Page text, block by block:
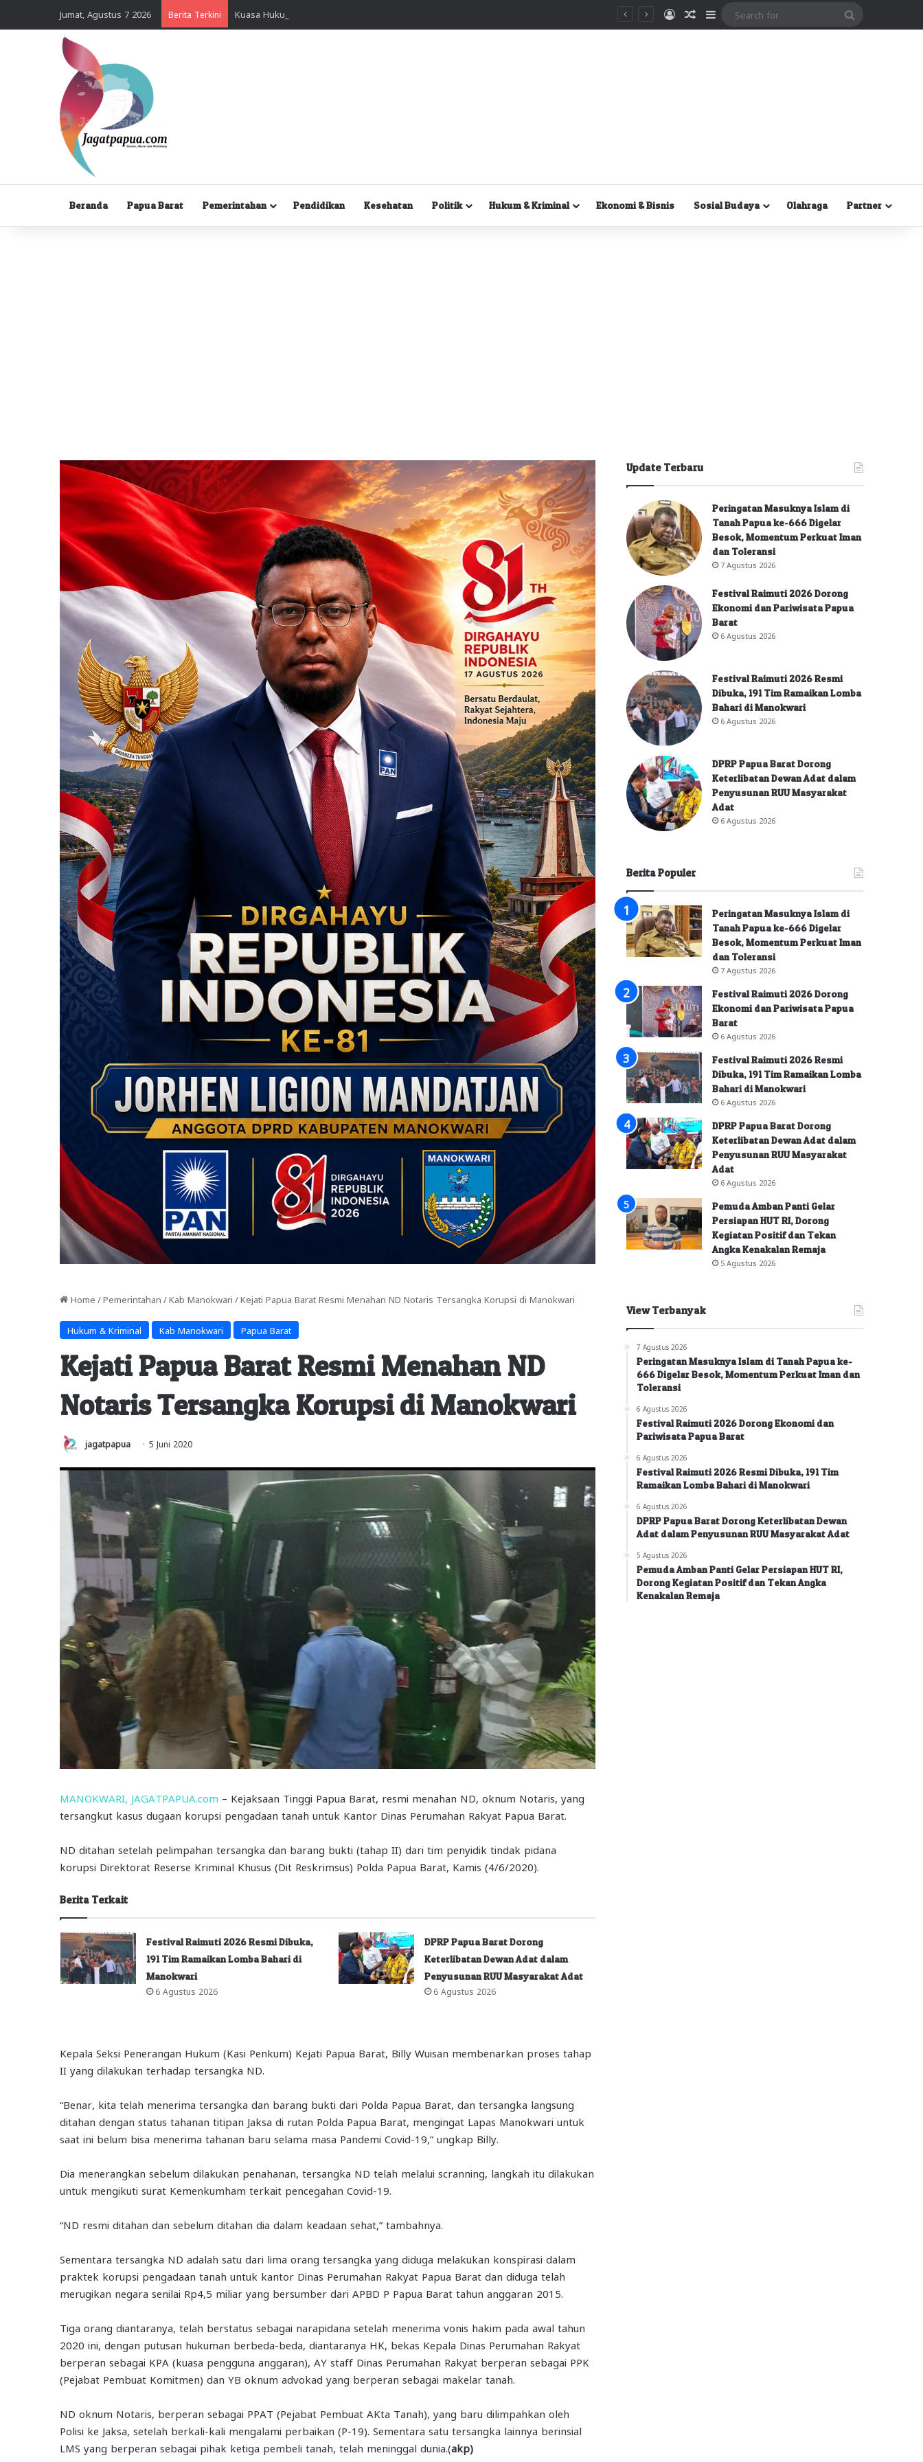
Jumat, Agustus 7 2026 Berita Terkini MasukRandom Article
Sidebar
Beranda Papua Barat Pemerintahan Pendidikan Kesehatan Politik Hukum & Kriminal Ekonomi & Bisnis Sosial Budaya Olahraga Partner
Home / Pemerintahan / Kab Manokwari / Kejati Papua Barat Resmi Menahan ND Notaris Tersangka Korupsi di Manokwari
Hukum & Kriminal Kab Manokwari Papua Barat
Kejati Papua Barat Resmi Menahan ND
Notaris Tersangka Korupsi di Manokwari
jagatpapua 5 Juni 2020
MANOKWARI, JAGATPAPUA.com – Kejaksaan Tinggi Papua Barat, resmi menahan ND, oknum Notaris, yang
tersangkut kasus dugaan korupsi pengadaan tanah untuk Kantor Dinas Perumahan Rakyat Papua Barat.
ND ditahan setelah pelimpahan tersangka dan barang bukti (tahap II) dari tim penyidik tindak pidana
korupsi Direktorat Reserse Kriminal Khusus (Dit Reskrimsus) Polda Papua Barat, Kamis (4/6/2020).
Berita Terkait
Festival Raimuti 2026 Resmi Dibuka,
191 Tim Ramaikan Lomba Bahari di
Manokwari
6 Agustus 2026
DPRP Papua Barat Dorong
Keterlibatan Dewan Adat dalam
Penyusunan RUU Masyarakat Adat
6 Agustus 2026
Kepala Seksi Penerangan Hukum (Kasi Penkum) Kejati Papua Barat, Billy Wuisan membenarkan proses tahap
II yang dilakukan terhadap tersangka ND.
“Benar, kita telah menerima tersangka dan barang bukti dari Polda Papua Barat, dan tersangka langsung
ditahan dengan status tahanan titipan Jaksa di rutan Polda Papua Barat, mengingat Lapas Manokwari untuk
saat ini belum bisa menerima tahanan baru selama masa Pandemi Covid-19,” ungkap Billy.
Dia menerangkan sebelum dilakukan penahanan, tersangka ND telah melalui scranning, langkah itu dilakukan
untuk mengikuti surat Kemenkumham terkait pencegahan Covid-19.
“ND resmi ditahan dan sebelum ditahan dia dalam keadaan sehat,” tambahnya.
Sementara tersangka ND adalah satu dari lima orang tersangka yang diduga melakukan konspirasi dalam
praktek korupsi pengadaan tanah untuk kantor Dinas Perumahan Rakyat Papua Barat dan diduga telah
merugikan negara senilai Rp4,5 miliar yang bersumber dari APBD P Papua Barat tahun anggaran 2015.
Tiga orang diantaranya, telah berstatus sebagai narapidana setelah menerima vonis hakim pada awal tahun
2020 ini, dengan putusan hukuman berbeda-beda, diantaranya HK, bekas Kepala Dinas Perumahan Rakyat
berperan sebagai KPA (kuasa pengguna anggaran), AY staff Dinas Perumahan Rakyat berperan sebagai PPK
(Pejabat Pembuat Komitmen) dan YB oknum advokad yang berperan sebagai makelar tanah.
ND oknum Notaris, berperan sebagai PPAT (Pejabat Pembuat AKta Tanah), yang baru dilimpahkan oleh
Polisi ke Jaksa, setelah berkali-kali mengalami perbaikan (P-19). Sementara satu tersangka lainnya berinsial
LMS yang berperan sebagai pihak ketiga pembeli tanah, telah meninggal dunia.(akp)
Update Terbaru
Peringatan Masuknya Islam di
Tanah Papua ke-666 Digelar
Besok, Momentum Perkuat Iman
dan Toleransi
7 Agustus 2026
Festival Raimuti 2026 Dorong
Ekonomi dan Pariwisata Papua
Barat
6 Agustus 2026
Festival Raimuti 2026 Resmi
Dibuka, 191 Tim Ramaikan Lomba
Bahari di Manokwari
6 Agustus 2026
DPRP Papua Barat Dorong
Keterlibatan Dewan Adat dalam
Penyusunan RUU Masyarakat
Adat
6 Agustus 2026
Berita Populer
Peringatan Masuknya Islam di
Tanah Papua ke-666 Digelar
Besok, Momentum Perkuat Iman
dan Toleransi
7 Agustus 2026
Festival Raimuti 2026 Dorong
Ekonomi dan Pariwisata Papua
Barat
6 Agustus 2026
Festival Raimuti 2026 Resmi
Dibuka, 191 Tim Ramaikan Lomba
Bahari di Manokwari
6 Agustus 2026
DPRP Papua Barat Dorong
Keterlibatan Dewan Adat dalam
Penyusunan RUU Masyarakat
Adat
6 Agustus 2026
Pemuda Amban Panti Gelar
Persiapan HUT RI, Dorong
Kegiatan Positif dan Tekan
Angka Kenakalan Remaja
5 Agustus 2026
View Terbanyak
7 Agustus 2026
Peringatan Masuknya Islam di Tanah Papua ke-
666 Digelar Besok, Momentum Perkuat Iman dan
Toleransi
6 Agustus 2026
Festival Raimuti 2026 Dorong Ekonomi dan
Pariwisata Papua Barat
6 Agustus 2026
Festival Raimuti 2026 Resmi Dibuka, 191 Tim
Ramaikan Lomba Bahari di Manokwari
6 Agustus 2026
DPRP Papua Barat Dorong Keterlibatan Dewan
Adat dalam Penyusunan RUU Masyarakat Adat
5 Agustus 2026
Pemuda Amban Panti Gelar Persiapan HUT RI,
Dorong Kegiatan Positif dan Tekan Angka
Kenakalan Remaja